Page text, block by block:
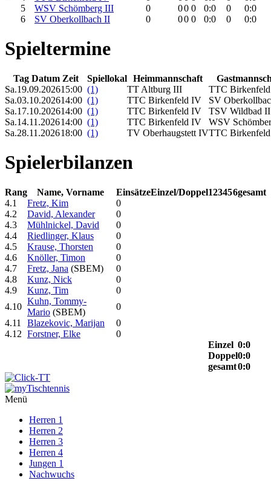
5
WSV Schömberg III 0 00 0 0:0 0
0:0
6
SV Oberkollbach II 0 00 0 0:0 0 0:0
Spieltermine
Tag Datum Zeit Spiellokal Heimmannschaft
Sa.19.09.202615:00 (1) TT Altburg III
TTC
Sa.03.10.202614:00 (1) TTC Birkenfeld IV
SV
Sa.17.10.202614:00 (1) TTC Birkenfeld IV
TSV Wildbad
Sa.14.11.202614:00 (1) TTC Birkenfeld IV
WSV
Sa.28.11.202618:00 (1) TV Oberhaugstett IVTTC
Spielerbilanzen
Rang Name, Vorname EinsätzeEinzel/Doppel123456gesamt
4.1
Fretz, Kim
0
4.2
David, Alexander
0
4.3
Mühlnickel, David
0
4.4
Riedlinger, Klaus
0
4.5
Krause, Thorsten
0
4.6
Knöller, Timon
0
4.7
Fretz, Jana (SBEM)
0
4.8
Kunz, Nick
0
4.9
Kunz, Tim
0
4.10
Kuhn, Tommy-
Mario (SBEM)
0
4.11
Blazekovic, Marijan
0
4.12 Forstner, Elke
0
Einzel 0:0
Doppel0:0
gesamt0:0
Menü
Herren 1
Herren 2
Herren 3
Herren 4
Jungen 1
Nachwuchs